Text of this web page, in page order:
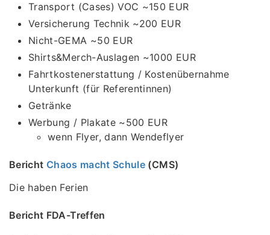
Transport (Cases) VOC ~150 EUR
Versicherung Technik ~200 EUR
Nicht-GEMA ~50 EUR
Shirts&Merch-Auslagen ~1000 EUR
Fahrtkostenerstattung / Kostenübernahme
Unterkunft (für Referentinnen)
Getränke
Werbung / Plakate ~500 EUR
wenn Flyer, dann Wendeflyer
Bericht Chaos macht Schule (CMS)
Die haben Ferien
Bericht FDA-Treffen